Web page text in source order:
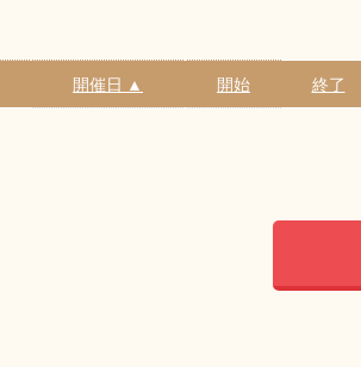
開催日 ▲ 開始 終了